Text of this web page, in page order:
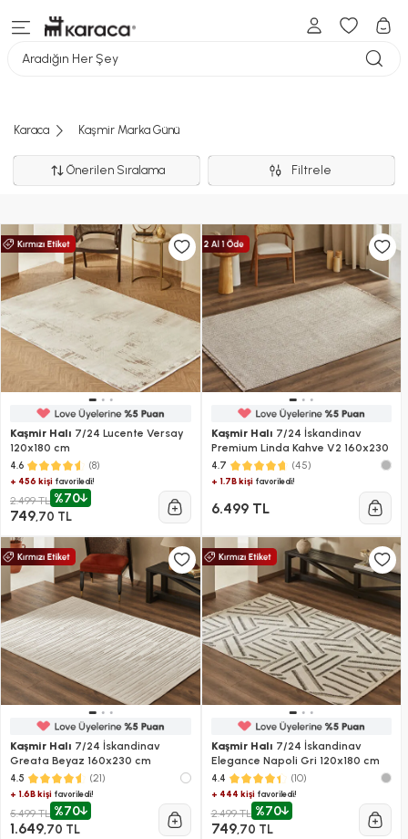
Aradığın Her Şey
Karaca Kaşmir Marka Günü
Önerilen Sıralama Filtrele
Kaşmir Halı 7/24 Lucente Versay
120x180 cm
4.6 (8)
+ 456 kişi favoriledi!
2.499 TL %70
749,70 TL
Kaşmir Halı 7/24 İskandinav
Premium Linda Kahve V2 160x230
4.7 (45)
+ 1.7B kişifavoriledi!
6.499 TL
Kaşmir Halı 7/24 İskandinav
Greata Beyaz 160x230 cm
4.5 (21)
+ 1.6B kişi favoriledi!
5.499 TL %70
1.649,70 TL
Kaşmir Halı 7/24 İskandinav
Elegance Napoli Gri 120x180 cm
4.4 (10)
+ 444 kişifavoriledi!
2.499 TL %70
749,70 TL